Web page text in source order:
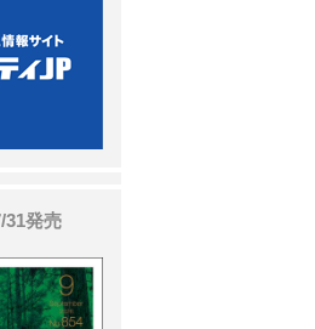
31発売